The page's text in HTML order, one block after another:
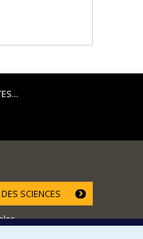
SCIENCES